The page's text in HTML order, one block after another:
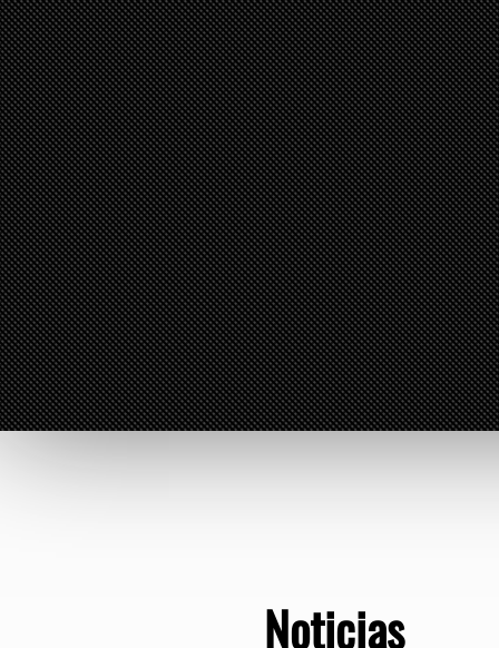
Noticias